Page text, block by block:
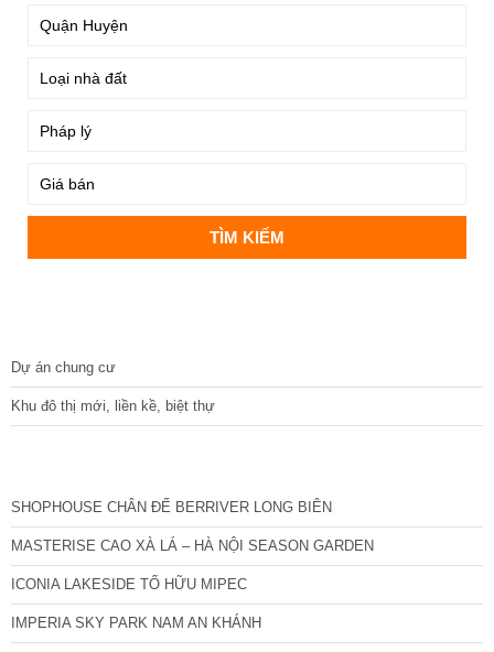
Dự án chung cư
Khu đô thị mới, liền kề, biệt thự
SHOPHOUSE CHÂN ĐẾ BERRIVER LONG BIÊN
MASTERISE CAO XÀ LÁ – HÀ NỘI SEASON GARDEN
ICONIA LAKESIDE TỐ HỮU MIPEC
IMPERIA SKY PARK NAM AN KHÁNH